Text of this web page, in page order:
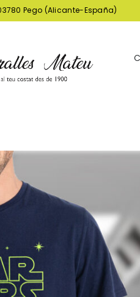
Pego (Alicante-España)